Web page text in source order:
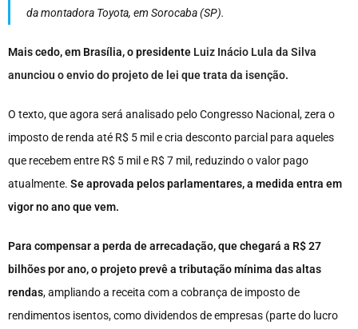
da montadora Toyota, em Sorocaba (SP).
Mais cedo, em Brasília, o presidente Luiz Inácio Lula da Silva
anunciou o envio do projeto de lei que trata da isenção.
O texto, que agora será analisado pelo Congresso Nacional, zera o
imposto de renda até R$ 5 mil e cria desconto parcial para aqueles
que recebem entre R$ 5 mil e R$ 7 mil, reduzindo o valor pago
atualmente. Se aprovada pelos parlamentares, a medida entra em
vigor no ano que vem.
Para compensar a perda de arrecadação, que chegará a R$ 27
bilhões por ano, o projeto prevê a tributação mínima das altas
rendas, ampliando a receita com a cobrança de imposto de
rendimentos isentos, como dividendos de empresas (parte do lucro